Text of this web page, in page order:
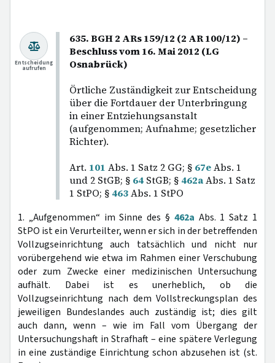
635. BGH 2 ARs 159/12 (2 AR 100/12) –
Beschluss vom 16. Mai 2012 (LG
Osnabrück)
Örtliche Zuständigkeit zur Entscheidung
über die Fortdauer der Unterbringung
in einer Entziehungsanstalt
(aufgenommen; Aufnahme; gesetzlicher
Richter).
Art. 101 Abs. 1 Satz 2 GG; § 67eAbs. 1
und 2 StGB; § 64 StGB; § 462aAbs. 1 Satz
1 StPO; § 463Abs. 1 StPO
Entscheidung
aufrufen
1. „Aufgenommen“ im Sinne des § 462a Abs. 1 Satz 1
StPO ist ein Verurteilter, wenn er sich in der betreffenden
Vollzugseinrichtung auch tatsächlich und nicht nur
vorübergehend wie etwa im Rahmen einer Verschubung
oder zum Zwecke einer medizinischen Untersuchung
aufhält. Dabei ist es unerheblich, ob die
Vollzugseinrichtung nach dem Vollstreckungsplan des
jeweiligen Bundeslandes auch zuständig ist; dies gilt
auch dann, wenn – wie im Fall vom Übergang der
Untersuchungshaft in Strafhaft – eine spätere Verlegung
in eine zuständige Einrichtung schon abzusehen ist (st.